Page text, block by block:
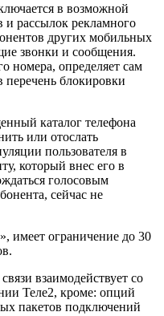
в возможной
рассылок рекламного
других мобильных
звонки и сообщения.
номера, определяет сам
перечень блокировки
каталог телефона
или отослать
пользователя в
который внес его в
голосовым
сейчас не
имеет ограничение до 30
взаимодействует со
Теле2, кроме: опций
пакетов подключений